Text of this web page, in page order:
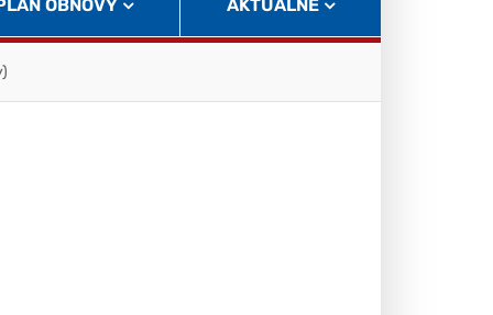
OBNOVY AKTUÁLNE